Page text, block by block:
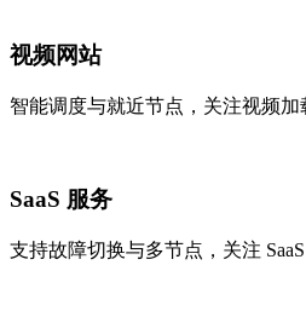
视频网站
智能调度与就近节点，关注视频加
SaaS 服务
支持故障切换与多节点，关注